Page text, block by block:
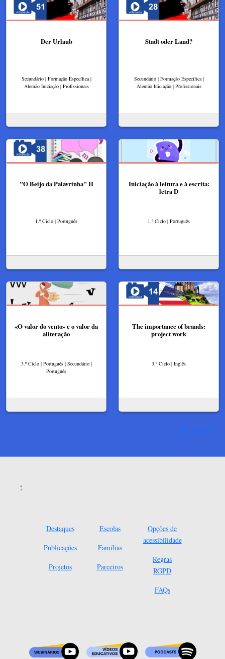
Der Urlaub
Secundário | Formação Específica |
Alemão Iniciação | Profissionais
Stadt oder Land?
Secundário | Formação Específica |
Alemão Iniciação | Profissionais
"O Beijo da Palavrinha" II
1.º Ciclo | Português
Iniciação à leitura e à escrita:
letra D
1.º Ciclo | Português
«O valor do vento» e o valor da
aliteração
3.º Ciclo | Português | Secundário |
Português
The importance of brands:
project work
3.º Ciclo | Inglês
Ver mais
Destaques
Publicações
Projetos
Escolas
Famílias
Parceiros
Opções de
acessibilidade
Regras
RGPD
FAQs